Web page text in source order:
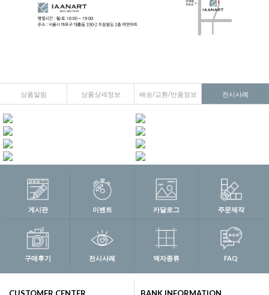
상품알림 상품상세정보 배송/교환/반품정보 전시사례
게시판 이벤트 카달로그 주문제작
구매후기 전시사례 액자종류 FAQ
CUSTOMER CENTER BANK INFORMATION